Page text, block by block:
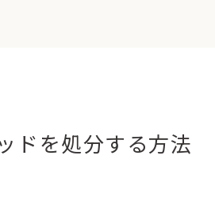
ドを処分する方法